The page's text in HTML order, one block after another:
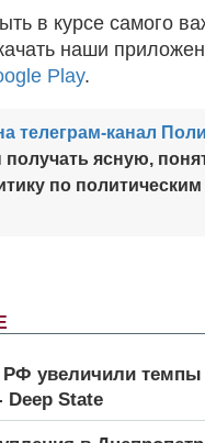
РФ увеличили темпы
Deep State
в курсе самого
наши
Play.
телеграм-канал
получать ясную,
по